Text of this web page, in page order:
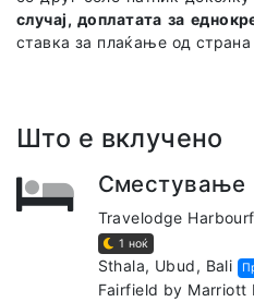
случај, доплатата за
ставка за плаќање од страна
Што е вклучено
Сместување
Travelodge
1 ноќ
Sthala, Ubud, Bali
Fairfield by Marriott